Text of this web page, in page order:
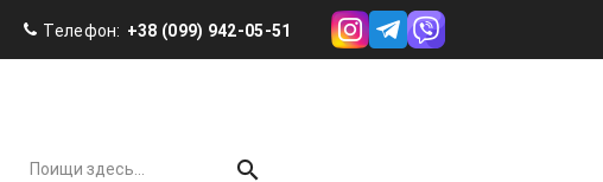
Телефон: +38 (099) 942-05-51